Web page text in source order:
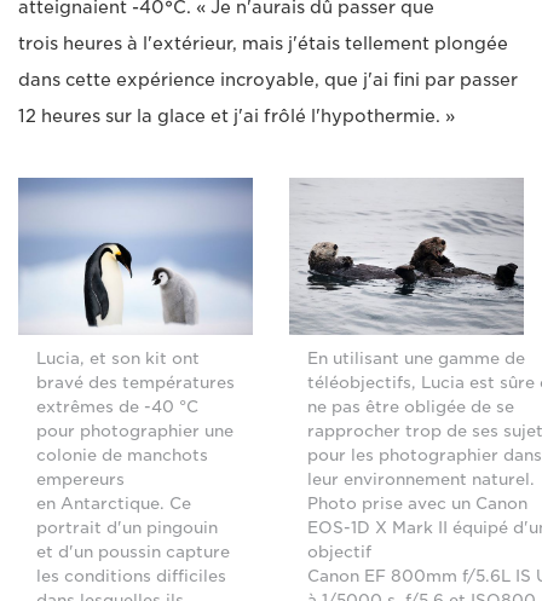
atteignaient -40°C. « Je n'aurais dû passer que
trois heures à l'extérieur, mais j'étais tellement plongée
dans cette expérience incroyable, que j'ai fini par passer
12 heures sur la glace et j'ai frôlé l'hypothermie. »
Lucia, et son kit ont
bravé des températures
extrêmes de -40 °C
pour photographier une
colonie de manchots
empereurs
en Antarctique. Ce
portrait d'un pingouin
et d'un poussin capture
les conditions difficiles
En utilisant une gamme de
téléobjectifs, Lucia est sûre
ne pas être obligée de se
rapprocher trop de ses
pour les photographier dans
leur environnement naturel.
Photo prise avec un Canon
EOS-1D X Mark II équipé
objectif
Canon EF 800mm f/5.6L IS